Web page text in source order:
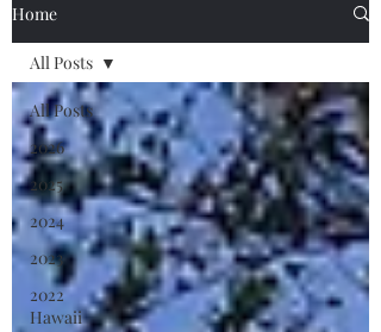
Home
All Posts
2026
2025
2024
2023
2022
Hawaii
All Posts